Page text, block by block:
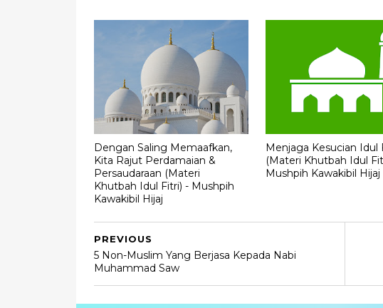
Dengan Saling Memaafkan,
Kita Rajut Perdamaian &
Persaudaraan (Materi
Khutbah Idul Fitri) - Mushpih
Kawakibil Hijaj
Menjaga Kesucian Idul
(Materi Khutbah Idul
Mushpih Kawakibil Hijaj
PREVIOUS
5 Non-Muslim Yang Berjasa Kepada Nabi
Muhammad Saw